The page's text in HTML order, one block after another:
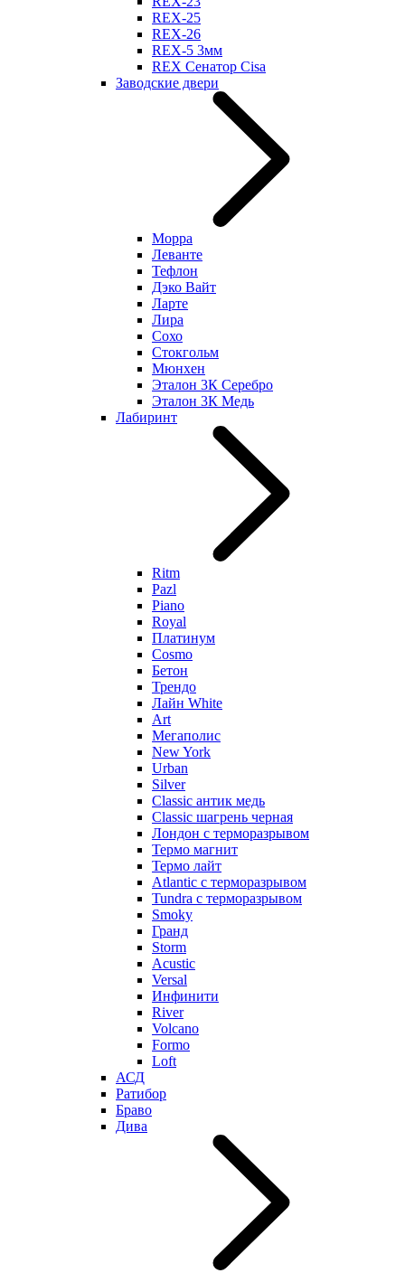
REX-25
REX-26
REX-5 3мм
REX Сенатор Cisa
Заводские двери
Морра
Леванте
Тефлон
Дэко Вайт
Ларте
Лира
Сохо
Стокгольм
Мюнхен
Эталон 3К Серебро
Эталон 3К Медь
Лабиринт
Ritm
Pazl
Piano
Royal
Платинум
Cosmo
Бетон
Трендо
Лайн White
Art
Мегаполис
New York
Urban
Silver
Classic антик медь
Classic шагрень черная
Лондон с терморазрывом
Термо магнит
Термо лайт
Atlantic с терморазрывом
Tundra с терморазрывом
Smoky
Гранд
Storm
Acustic
Versal
Инфинити
River
Volcano
Formo
Loft
АСД
Ратибор
Браво
Дива